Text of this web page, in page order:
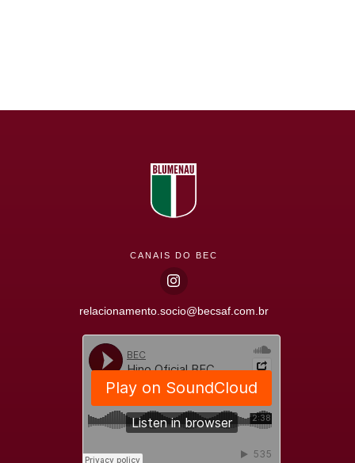
CANAIS DO BEC
relacionamento.socio@becsaf.com.br